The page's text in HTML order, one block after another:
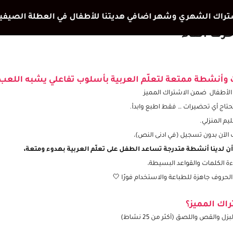
الفاء
وأنشطة ممتعة لتعلّم العربية بأسلوب تفاعلي يشبه
ضمن الاشتراك المميز
أي تحضيرات … فقط اطبع وابدأ.
المنزلي.
بدون تسجيل (في ادنى النص)،
لدينا أنشطة متدرجة تساعد الطفل على تعلّم العربية بهدوء ومتعة،
الكلمات والقواعد البسيطة،
المميز؟